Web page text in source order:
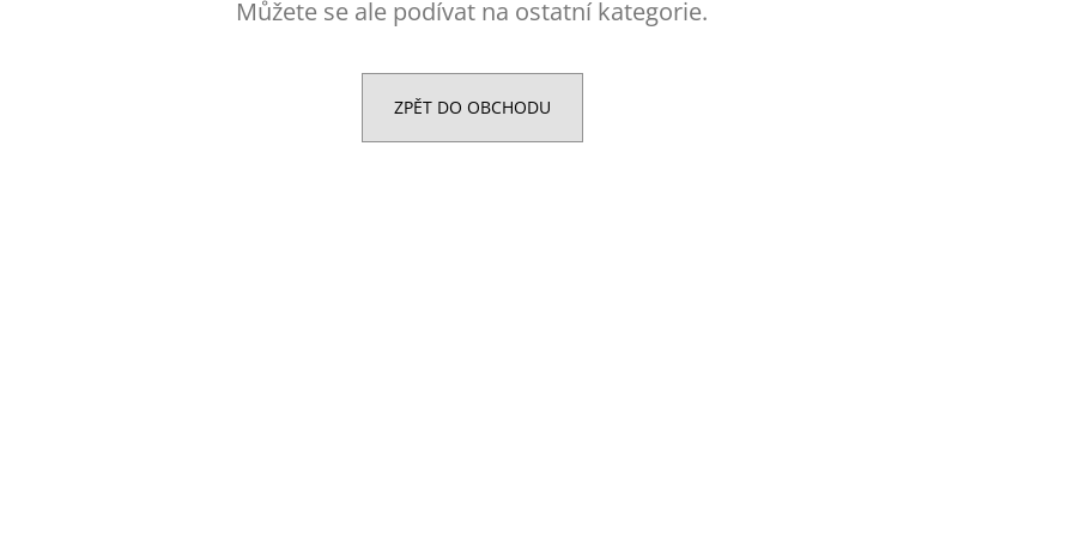
Můžete se ale podívat na ostatní kategorie.
ZPĚT DO OBCHODU
MEZZO CAFFE ZRNKOVÁ KÁVA BRAZIL
NUTREND EXCELENT PROTEIN BAR 85 G